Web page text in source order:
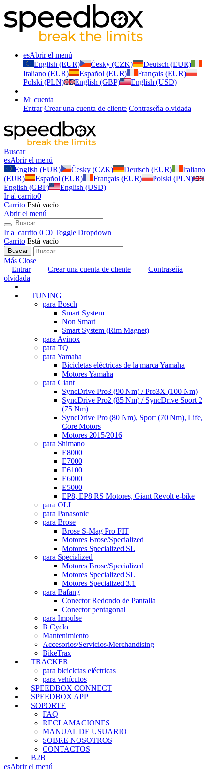
esAbrir el menú
English (EUR)
Česky (CZK)
Deutsch (EUR)
Italiano (EUR)
Español (EUR)
Français (EUR)
Polski (PLN)
English (GBP) English (USD)
Mi cuenta
Entrar Crear una cuenta de cliente Contraseňa olvidada
Buscar
esAbrir el menú
English (EUR)
Česky (CZK) Deutsch (EUR)
Italiano
(EUR)
Español (EUR) Français (EUR)
Polski (PLN)
English (GBP)
English (USD)
Ir al carrito0
Carrito Está vacío
Abrir el menú
Ir al carrito 0 €0 Toggle Dropdown
Carrito Está vacío
Buscar
Más Close
Entrar
Crear una cuenta de cliente
Contraseňa
olvidada
TUNING
para Bosch
Smart System
Non Smart
Smart System (Rim Magnet)
para Avinox
para TQ
para Yamaha
Bicicletas eléctricas de la marca Yamaha
Motores Yamaha
para Giant
SyncDrive Pro3 (90 Nm) / Pro3X (100 Nm)
SyncDrive Pro2 (85 Nm) / SyncDrive Sport 2
(75 Nm)
SyncDrive Pro (80 Nm), Sport (70 Nm), Life,
Core Motors
Motores 2015/2016
para Shimano
E8000
E7000
E6100
E6000
E5000
EP8, EP8 RS Motores, Giant Revolt e-bike
para OLI
para Panasonic
para Brose
Brose S-Mag Pro FIT
Motores Brose/Specialized
Motores Specialized SL
para Specialized
Motores Brose/Specialized
Motores Specialized SL
Motores Specialized 3.1
para Bafang
Conector Redondo de Pantalla
Conector pentagonal
para Impulse
B.Cyclo
Mantenimiento
Accesorios/Servicios/Merchandising
BikeTrax
TRACKER
para bicicletas eléctricas
para vehículos
SPEEDBOX CONNECT
SPEEDBOX APP
SOPORTE
FAQ
RECLAMACIONES
MANUAL DE USUARIO
SOBRE NOSOTROS
CONTACTOS
B2B
esAbrir el menú